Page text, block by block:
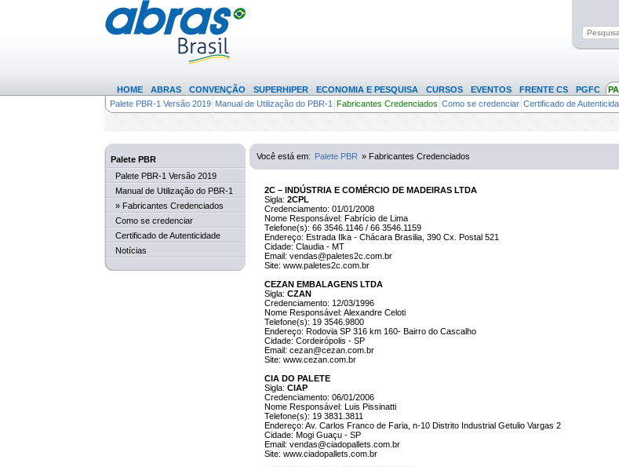
HOME ABRAS CONVENÇÃO SUPERHIPER ECONOMIA E PESQUISA CURSOS EVENTOS FRENTE CS PGFC
Palete PBR-1 Versão 2019 Manual de Utilização do PBR-1 Fabricantes Credenciados Como se credenciar Certificado de
Palete PBR
Palete PBR-1 Versão 2019
Manual de Utilização do PBR-1
» Fabricantes Credenciados
Como se credenciar
Certificado de Autenticidade
Notícias
Você está em: Palete PBR » Fabricantes Credenciados
2C – INDÚSTRIA E COMÉRCIO DE MADEIRAS LTDA
Sigla: 2CPL
Credenciamento: 01/01/2008
Nome Responsável: Fabrício de Lima
Telefone(s): 66 3546.1146 / 66 3546.1159
Endereço: Estrada Ilka - Chácara Brasilia, 390 Cx. Postal 521
Cidade: Claudia - MT
Email: vendas@paletes2c.com.br
Site: www.paletes2c.com.br
CEZAN EMBALAGENS LTDA
Sigla: CZAN
Credenciamento: 12/03/1996
Nome Responsável: Alexandre Celoti
Telefone(s): 19 3546.9800
Endereço: Rodovia SP 316 km 160- Bairro do Cascalho
Cidade: Cordeirópolis - SP
Email: cezan@cezan.com.br
Site: www.cezan.com.br
CIA DO PALETE
Sigla: CIAP
Credenciamento: 06/01/2006
Nome Responsável: Luis Pissinatti
Telefone(s): 19 3831.3811
Endereço: Av. Carlos Franco de Faria, n-10 Distrito Industrial Getulio Vargas 2
Cidade: Mogi Guaçu - SP
Email: vendas@ciadopallets.com.br
Site: www.ciadopallets.com.br